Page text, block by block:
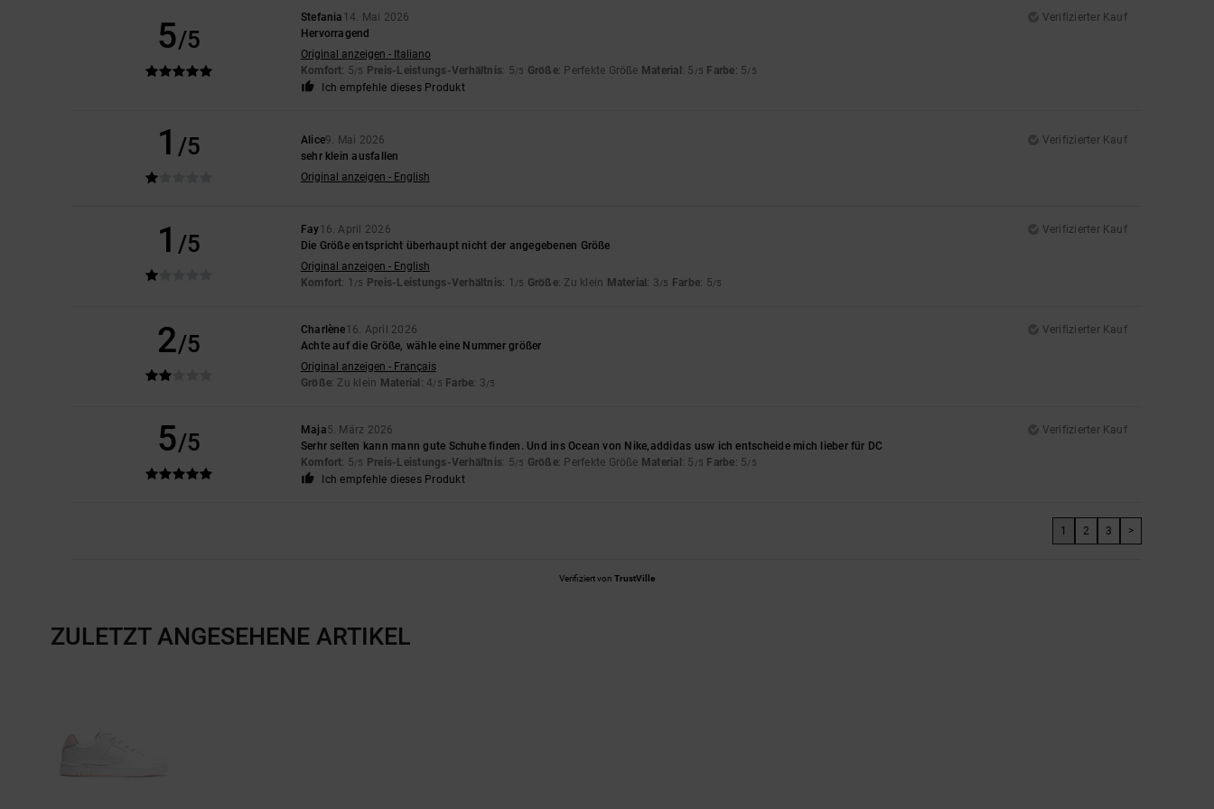
5/5
Stefania 14. Mai 2026
Verifizierter Kauf
Hervorragend
Original anzeigen - Italiano
Komfort: 5/5 Preis-Leistungs-Verhältnis: 5/5 Größe: Perfekte Größe Material: 5 /5 Farbe: 5/5
Ich empfehle dieses Produkt
1 /5 Alice9. Mai 2026
Verifizierter Kauf
sehr klein ausfallen
Original anzeigen - English
1 /5
Fay16. April 2026
Verifizierter Kauf
Die Größe entspricht überhaupt nicht der angegebenen Größe
Original anzeigen - English
Komfort: 1 /5 Preis-Leistungs-Verhältnis: 1 /5 Größe: Zu klein Material: 3/5 Farbe: 5/5
2/5
Charlène16. April 2026
Verifizierter Kauf
Achte auf die Größe, wähle eine Nummer größer
Original anzeigen - Français
Größe: Zu klein Material : 4/5 Farbe: 3/5
5/5 Maja5. März 2026
Verifizierter Kauf
Serhr selten kann mann gute Schuhe finden. Und ins Ocean von Nike,addidas usw ich entscheide mich lieber für DC
Komfort: 5/5 Preis-Leistungs-Verhältnis: 5/5 Größe: Perfekte Größe Material: 5 /5 Farbe: 5/5
Ich empfehle dieses Produkt
1 2 3 >
Verifiziert von TrustVille
ZULETZT ANGESEHENE ARTIKEL